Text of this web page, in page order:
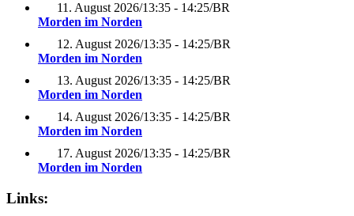
11. August 2026/13:35 - 14:25/BR
Morden im Norden
12. August 2026/13:35 - 14:25/BR
Morden im Norden
13. August 2026/13:35 - 14:25/BR
Morden im Norden
14. August 2026/13:35 - 14:25/BR
Morden im Norden
17. August 2026/13:35 - 14:25/BR
Morden im Norden
Links: